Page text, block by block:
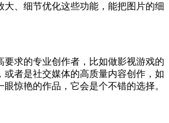
大、细节优化这些功能，能把图片的细
要求的专业创作者，比如做影视游戏的
或者是社交媒体的高质量内容创作，如
惊艳的作品，它会是个不错的选择。